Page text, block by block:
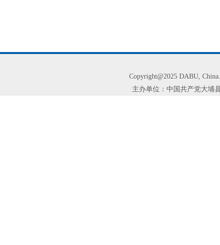
Copyright@2025 DABU,
主办单位：中国共产党大